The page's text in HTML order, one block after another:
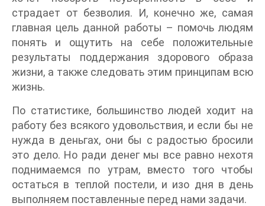
страдает от безволия. И, конечно же, самая
главная цель данной работы – помочь людям
понять и ощутить на себе положительные
результаты поддержания здорового образа
жизни, а также следовать этим принципам всю
жизнь.
По статистике, большинство людей ходит на
работу без всякого удовольствия, и если бы не
нужда в деньгах, они бы с радостью бросили
это дело. Но ради денег мы все равно нехотя
поднимаемся по утрам, вместо того чтобы
остаться в теплой постели, и изо дня в день
выполняем поставленные перед нами задачи.